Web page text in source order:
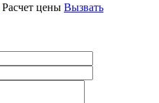
Расчет цены Вызвать